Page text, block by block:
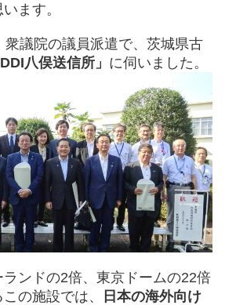
ます。
衆議院の議員派遣で、茨城県古
八俣送信所」 に伺いました。
ンドの2倍、東京ドームの22倍
の施設では、
日本の海外向け